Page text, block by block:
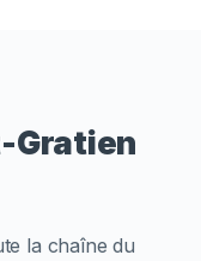
Gratien
la chaîne du